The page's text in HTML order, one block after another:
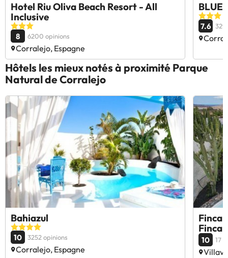
Hotel Riu Oliva Beach Resort - All
Inclusive
8 6200 opinions
Corralejo, Espagne
7.6
Hôtels les mieux notés à proximité Parque
Natural de Corralejo
Bahiazul
10 3252 opinions
Corralejo, Espagne
Finca
Finca
10 17